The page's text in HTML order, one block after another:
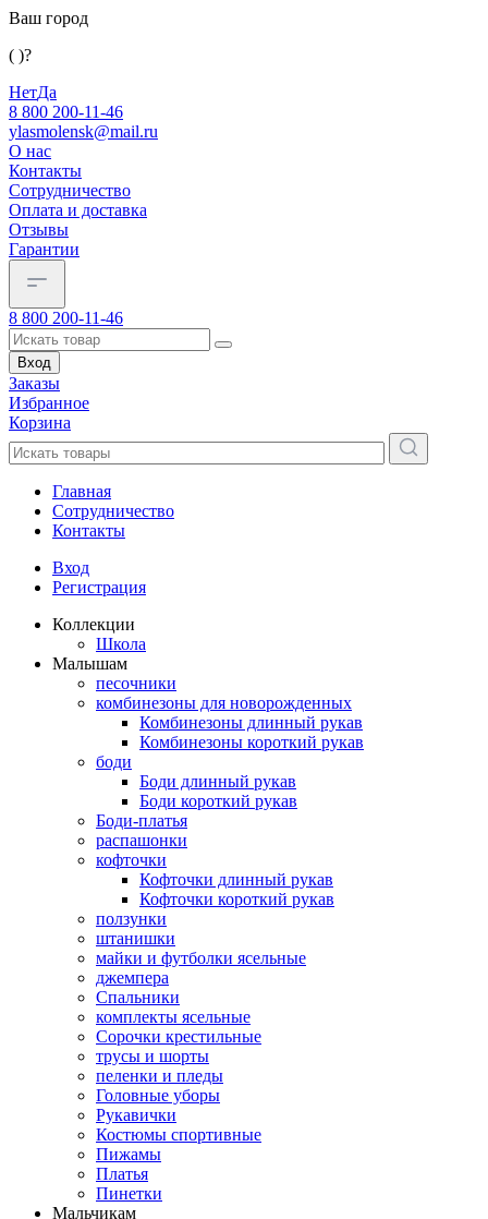
Ваш город
( )?
НетДа
8 800 200-11-46
ylasmolensk@mail.ru
О нас
Контакты
Сотрудничество
Оплата и доставка
Отзывы
Гарантии
8 800 200-11-46
Вход
Заказы
Избранное
Корзина
Главная
Сотрудничество
Контакты
Вход
Регистрация
Коллекции
Школа
Малышам
песочники
комбинезоны для новорожденных
Комбинезоны длинный рукав
Комбинезоны короткий рукав
боди
Боди длинный рукав
Боди короткий рукав
Боди-платья
распашонки
кофточки
Кофточки длинный рукав
Кофточки короткий рукав
ползунки
штанишки
майки и футболки ясельные
джемпера
Спальники
комплекты ясельные
Сорочки крестильные
трусы и шорты
пеленки и пледы
Головные уборы
Рукавички
Костюмы спортивные
Пижамы
Платья
Пинетки
Мальчикам